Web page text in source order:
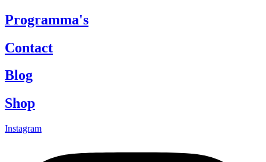
Programma's
Contact
Blog
Shop
Instagram